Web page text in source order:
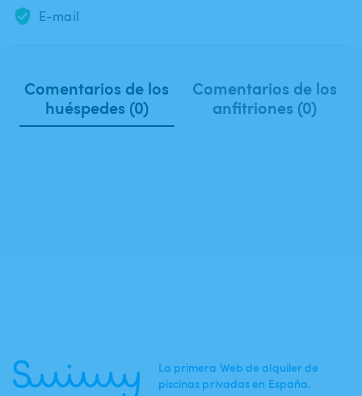
E-mail
Comentarios de los
huéspedes (0)
Comentarios de los
anfitriones (0)
La primera Web de alquiler de
piscinas privadas en España.